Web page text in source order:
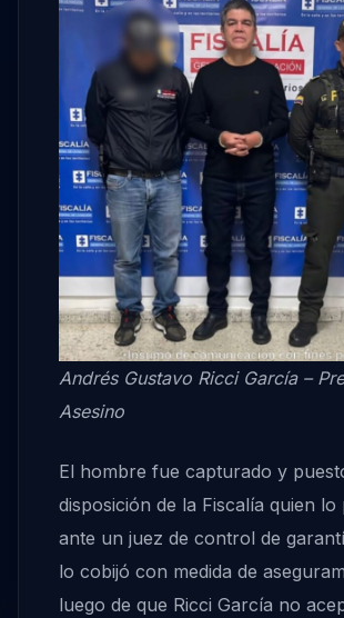
Andrés Gustavo Ricci García –
Asesino
El hombre fue capturado y
disposición de la Fiscalía quien lo
ante un juez de control de
lo cobijó con medida de
luego de que Ricci García no